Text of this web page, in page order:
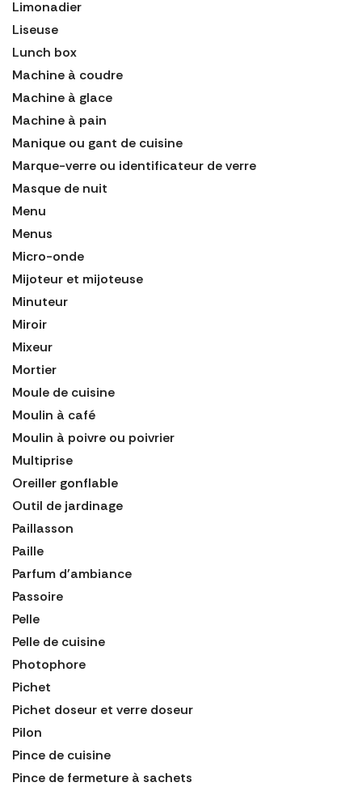
Limonadier
Liseuse
Lunch box
Machine à coudre
Machine à glace
Machine à pain
Manique ou gant de cuisine
Marque-verre ou identificateur de verre
Masque de nuit
Menu
Menus
Micro-onde
Mijoteur et mijoteuse
Minuteur
Miroir
Mixeur
Mortier
Moule de cuisine
Moulin à café
Moulin à poivre ou poivrier
Multiprise
Oreiller gonflable
Outil de jardinage
Paillasson
Paille
Parfum d'ambiance
Passoire
Pelle
Pelle de cuisine
Photophore
Pichet
Pichet doseur et verre doseur
Pilon
Pince de cuisine
Pince de fermeture à sachets